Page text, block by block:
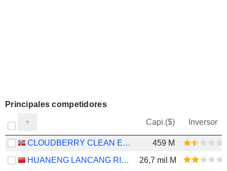
Principales competidores
Capi.($) Inversor
CLOUDBERRY CLEAN ENERGY ASA
459 M
HUANENG LANCANG RIVER HYDROPOWER INC.
26,7 mil M